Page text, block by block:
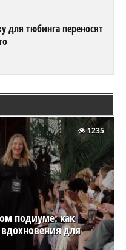
для тюбинга переносят
подиуме: как
для
1235